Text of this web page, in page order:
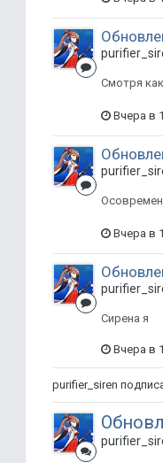
Смотря
Вчера в
Вчера в
Сирена я
Вчера в
purifier_siren